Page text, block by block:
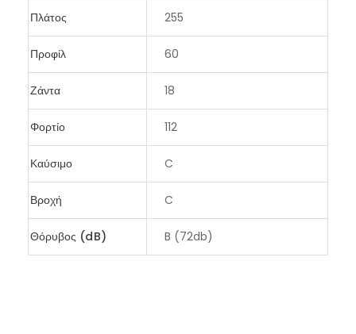
Πλάτος 255
Προφίλ 60
Ζάντα 18
Φορτίο 112
Καύσιμο C
Βροχή C
Θόρυβος (dB) B (72db)